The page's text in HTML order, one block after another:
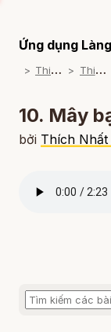
Ứng dụng
T
hiền Tập T
hiền Lạy
10. Mây
bởi Thích